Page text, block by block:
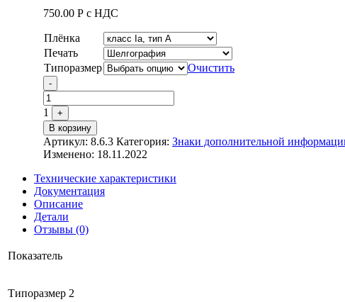
750.00Р с НДС
Плёнка
Печать
Типоразмер
Очистить
Quantity
-
1
+
В корзину
Артикул:8.6.3 Категория:Знаки дополнительной
Изменено: 18.11.2022
Технические характеристики
Документация
Описание
Детали
Отзывы (0)
Показатель
Типоразмер 2